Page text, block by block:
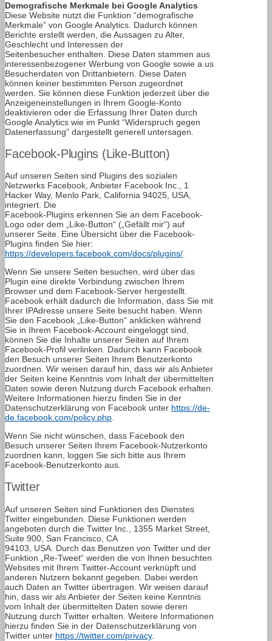
Demografische Merkmale bei Google Analytics
Diese Website nutzt die Funktion “demografische
Merkmale” von Google Analytics. Dadurch können
Berichte erstellt werden, die Aussagen zu Alter,
Geschlecht und Interessen der
Seitenbesucher enthalten. Diese Daten stammen aus
interessenbezogener Werbung von Google sowie a us
Besucherdaten von Drittanbietern. Diese Daten
können keiner bestimmten Person zugeordnet
werden. Sie können diese Funktion jederzeit über die
Anzeigeneinstellungen in Ihrem Google-Konto
deaktivieren oder die Erfassung Ihrer Daten durch
Google Analytics wie im Punkt “Widerspruch gegen
Datenerfassung” dargestellt generell untersagen.
Facebook-Plugins (Like-Button)
Auf unseren Seiten sind Plugins des sozialen
Netzwerks Facebook, Anbieter Facebook Inc., 1
Hacker Way, Menlo Park, California 94025, USA,
integriert. Die
Facebook-Plugins erkennen Sie an dem Facebook-
Logo oder dem „Like-Button“ („Gefällt mir“) auf
unserer Seite. Eine Übersicht über die Facebook-
Plugins finden Sie hier:
https://developers.facebook.com/docs/plugins/.
Wenn Sie unsere Seiten besuchen, wird über das
Plugin eine direkte Verbindung zwischen Ihrem
Browser und dem Facebook-Server hergestellt.
Facebook erhält dadurch die Information, dass Sie mit
Ihrer IPAdresse unsere Seite besucht haben. Wenn
Sie den Facebook „Like-Button“ anklicken während
Sie in Ihrem Facebook-Account eingeloggt sind,
können Sie die Inhalte unserer Seiten auf Ihrem
Facebook-Profil verlinken. Dadurch kann Facebook
den Besuch unserer Seiten Ihrem Benutzerkonto
zuordnen. Wir weisen darauf hin, dass wir als Anbieter
der Seiten keine Kenntnis vom Inhalt der übermittelten
Daten sowie deren Nutzung durch Facebook erhalten.
Weitere Informationen hierzu finden Sie in der
Datenschutzerklärung von Facebook unter https://de-
de.facebook.com/policy.php.
Wenn Sie nicht wünschen, dass Facebook den
Besuch unserer Seiten Ihrem Facebook-Nutzerkonto
zuordnen kann, loggen Sie sich bitte aus Ihrem
Facebook-Benutzerkonto aus.
Twitter
Auf unseren Seiten sind Funktionen des Dienstes
Twitter eingebunden. Diese Funktionen werden
angeboten durch die Twitter Inc., 1355 Market Street,
Suite 900, San Francisco, CA
94103, USA. Durch das Benutzen von Twitter und der
Funktion „Re-Tweet“ werden die von Ihnen besuchten
Websites mit Ihrem Twitter-Account verknüpft und
anderen Nutzern bekannt gegeben. Dabei werden
auch Daten an Twitter übertragen. Wir weisen darauf
hin, dass wir als Anbieter der Seiten keine Kenntnis
vom Inhalt der übermittelten Daten sowie deren
Nutzung durch Twitter erhalten. Weitere Informationen
hierzu finden Sie in der Datenschutzerklärung von
Twitter unter https://twitter.com/privacy.